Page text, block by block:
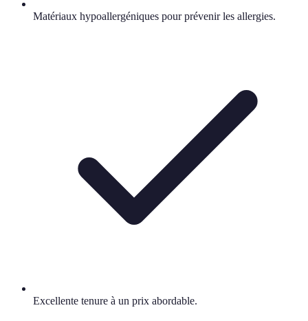
Matériaux hypoallergéniques pour prévenir les allergies.
Excellente tenure à un prix abordable.